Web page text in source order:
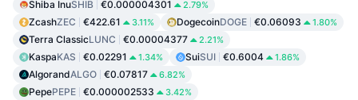
Shiba InuSHIB €0.000004301 2.79%
ZcashZEC €422.61 3.11% DogecoinDOGE €0.06093 1.80%
Terra ClassicLUNC €0.00004377 2.21%
KaspaKAS €0.02291 1.34% SuiSUI €0.6004 1.86%
AlgorandALGO €0.07817 6.82%
PepePEPE €0.000002533 3.42%